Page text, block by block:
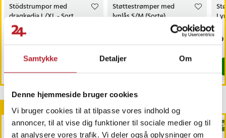
Samtykke Detaljer Om
Denne hjemmeside bruger cookies
Vi bruger cookies til at tilpasse vores indhold og
annoncer, til at vise dig funktioner til sociale medier og til
at analysere vores trafik. Vi deler også oplysninger om
Stödstrumpor med
dragkedja L/XL - Sort
Pris:
99 kr.
Støttestrømper med
lynlås S/M (Sorte)
Andre købte også
BESTSELLERE